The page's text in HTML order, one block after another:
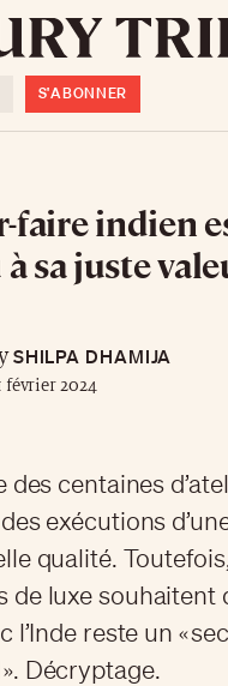
S'ABONNER
faire indien
sa juste
SHILPA DHAMIJA
février 2024
des centaines
exécutions
qualité.
de luxe souhaitent
l’Inde reste un «
Décryptage.